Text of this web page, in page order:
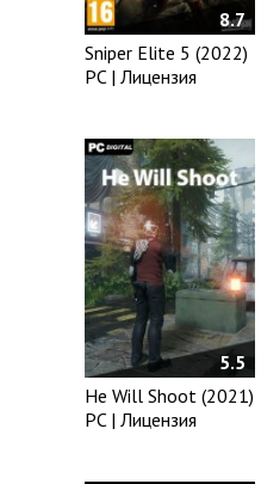
8.7
Sniper Elite 5 (2022)
PC | Лицензия
5.5
He Will Shoot (2021)
PC | Лицензия